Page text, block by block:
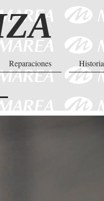
Reparaciones Historia